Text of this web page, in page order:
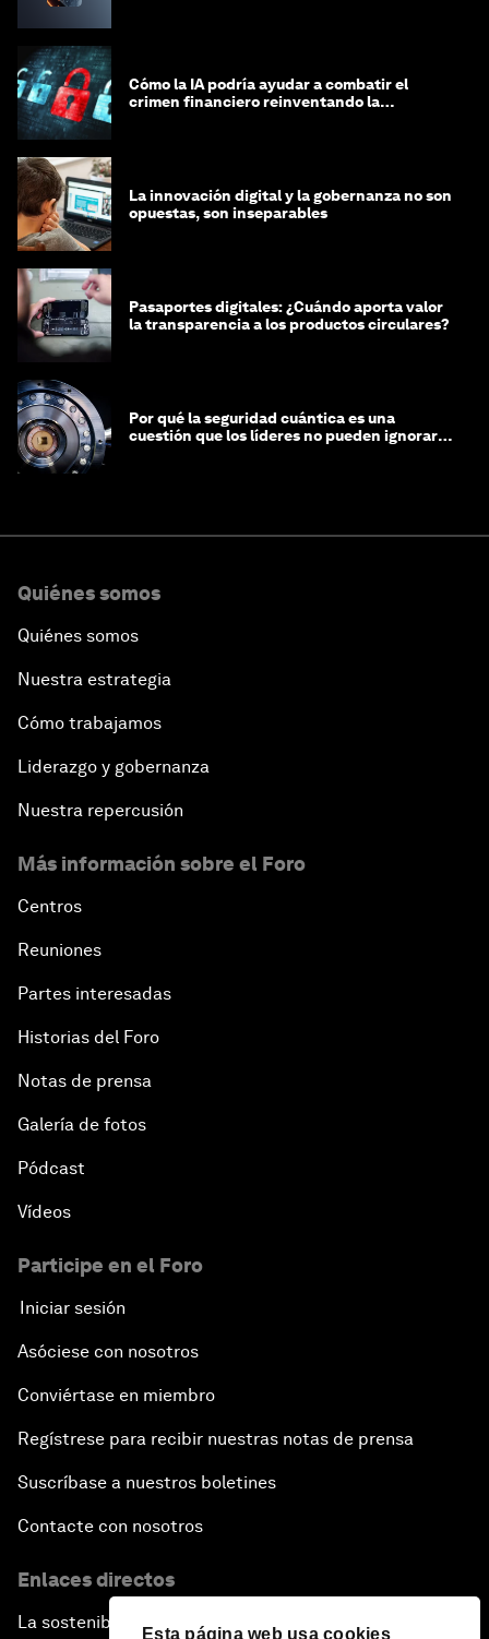
Esta página web usa cookies
Cómo la IA podría ayudar a combatir el
crimen financiero reinventando la
La innovación digital y la gobernanza no son
opuestas, son inseparables
Pasaportes digitales: ¿Cuándo aporta valor
la transparencia a los productos circulares?
Por qué la seguridad cuántica es una
cuestión que los líderes no pueden ignorar
Quiénes somos
Quiénes somos
Nuestra estrategia
Cómo trabajamos
Liderazgo y gobernanza
Nuestra repercusión
Más información sobre el Foro
Centros
Reuniones
Partes interesadas
Historias del Foro
Notas de prensa
Galería de fotos
Pódcast
Vídeos
Participe en el Foro
Iniciar sesión
Asóciese con nosotros
Conviértase en miembro
Regístrese para recibir nuestras notas de prensa
Suscríbase a nuestros boletines
Contacte con nosotros
Enlaces directos
La sostenibilidad en el Foro